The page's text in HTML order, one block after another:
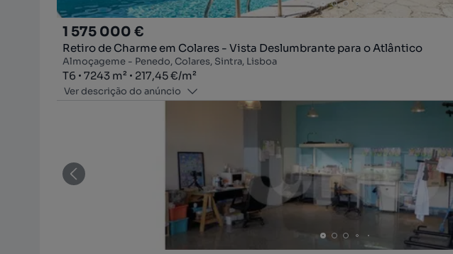
1 575 000 €
Retiro de Charme em Colares - Vista Deslumbrante para o Atlântico
Almoçageme - Penedo, Colares, Sintra, Lisboa
Tipologia
T6
Zona7243 m²
Preço por metro quadrado
217,45 €/m²
Ver descrição do anúncio